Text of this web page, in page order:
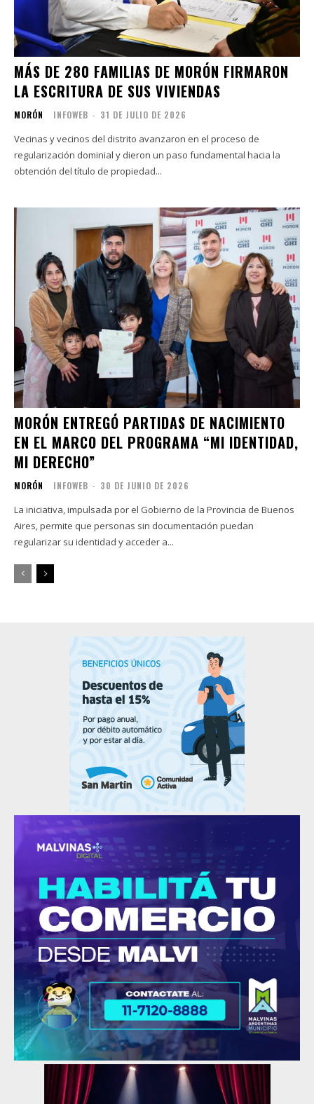
MÁS DE 280 FAMILIAS DE MORÓN FIRMARON
LA ESCRITURA DE SUS VIVIENDAS
MORÓN INFOWEB - 31 DE JULIO DE 2026
Vecinas y vecinos del distrito avanzaron en el proceso de
regularización dominial y dieron un paso fundamental hacia la
obtención del título de propiedad...
MORÓN ENTREGÓ PARTIDAS DE NACIMIENTO
EN EL MARCO DEL PROGRAMA “MI IDENTIDAD,
MI DERECHO”
MORÓN INFOWEB - 30 DE JUNIO DE 2026
La iniciativa, impulsada por el Gobierno de la Provincia de Buenos
Aires, permite que personas sin documentación puedan
regularizar su identidad y acceder a...